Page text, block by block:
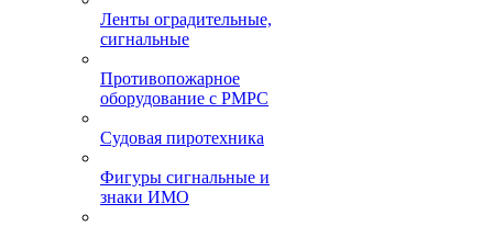
Ленты оградительные,
сигнальные
Противопожарное
оборудование с РМРС
Судовая пиротехника
Фигуры сигнальные и
знаки ИМО